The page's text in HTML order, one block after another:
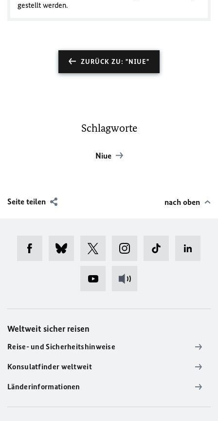
gestellt werden.
ZURÜCK ZU: "NIUE"
Schlagworte
Niue
Seite teilen nach oben
Weltweit sicher reisen
Reise- und Sicherheitshinweise
Konsulatfinder weltweit
Länderinformationen